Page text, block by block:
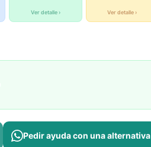
Ver detalle › Ver detalle ›
Pedir ayuda con una alternativa